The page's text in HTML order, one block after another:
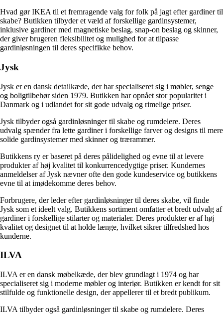
Hvad gør IKEA til et fremragende valg for folk på jagt efter gardiner til
skabe? Butikken tilbyder et væld af forskellige gardinsystemer,
inklusive gardiner med magnetiske beslag, snap-on beslag og skinner,
der giver brugeren fleksibilitet og mulighed for at tilpasse
gardinløsningen til deres specifikke behov.
Jysk
Jysk er en dansk detailkæde, der har specialiseret sig i møbler, senge
og boligtilbehør siden 1979. Butikken har opnået stor popularitet i
Danmark og i udlandet for sit gode udvalg og rimelige priser.
Jysk tilbyder også gardinløsninger til skabe og rumdelere. Deres
udvalg spænder fra lette gardiner i forskellige farver og designs til mere
solide gardinsystemer med skinner og trærammer.
Butikkens ry er baseret på deres pålidelighed og evne til at levere
produkter af høj kvalitet til konkurrencedygtige priser. Kundernes
anmeldelser af Jysk nævner ofte den gode kundeservice og butikkens
evne til at imødekomme deres behov.
Forbrugere, der leder efter gardinløsninger til deres skabe, vil finde
Jysk som et ideelt valg. Butikkens sortiment omfatter et bredt udvalg af
gardiner i forskellige stilarter og materialer. Deres produkter er af høj
kvalitet og designet til at holde længe, hvilket sikrer tilfredshed hos
kunderne.
ILVA
ILVA er en dansk møbelkæde, der blev grundlagt i 1974 og har
specialiseret sig i moderne møbler og interiør. Butikken er kendt for sit
stilfulde og funktionelle design, der appellerer til et bredt publikum.
ILVA tilbyder også gardinløsninger til skabe og rumdelere. Deres